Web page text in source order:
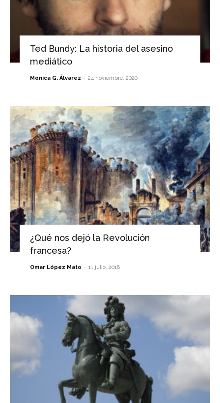
Ted Bundy: La historia del asesino
mediático
Mónica G. Álvarez - 24 noviembre, 2020
¿Qué nos dejó la Revolución
francesa?
Omar López Mato - 11 julio, 2018